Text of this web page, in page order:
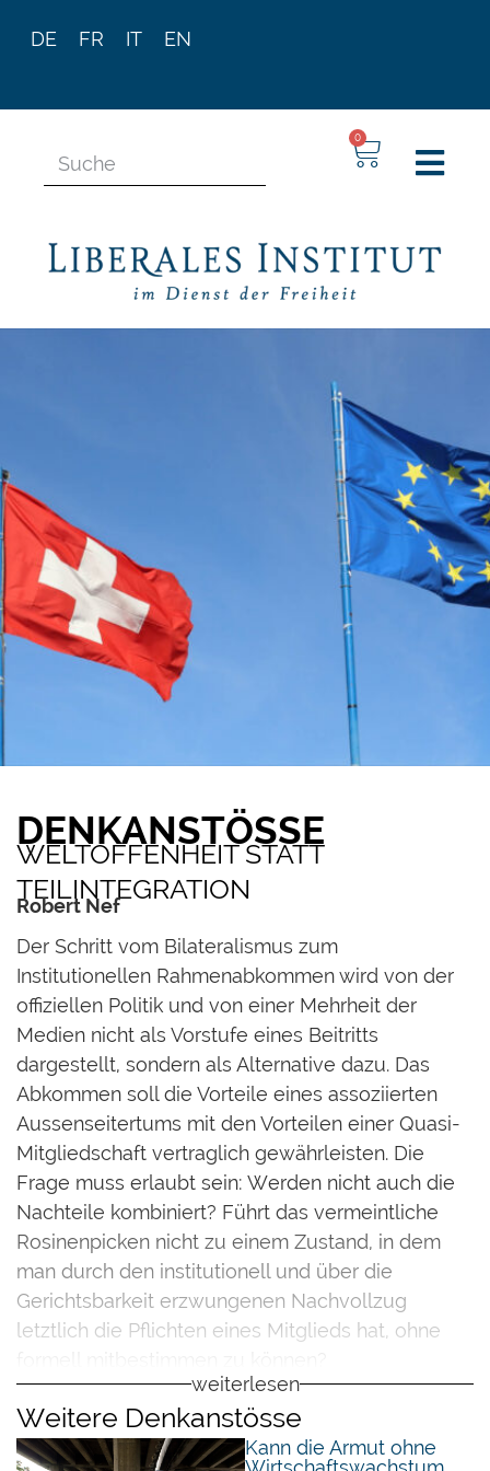
DE FR IT EN
0
DENKANSTÖSSE
WELTOFFENHEIT STATT
TEILINTEGRATION
Robert Nef
Der Schritt vom Bilateralismus zum
Institutionellen Rahmenabkommen wird von der
offiziellen Politik und von einer Mehrheit der
Medien nicht als Vorstufe eines Beitritts
dargestellt, sondern als Alternative dazu. Das
Abkommen soll die Vorteile eines assoziierten
Aussenseitertums mit den Vorteilen einer Quasi-
Mitgliedschaft vertraglich gewährleisten. Die
Frage muss erlaubt sein: Werden nicht auch die
Nachteile kombiniert? Führt das vermeintliche
Rosinenpicken nicht zu einem Zustand, in dem
man durch den institutionell und über die
Gerichtsbarkeit erzwungenen Nachvollzug
letztlich die Pflichten eines Mitglieds hat, ohne
Es wird zwar immer wieder bestritten, dass es
beim Rahmenabkommen um eine
weiterlesen
Weitere Denkanstösse
Kann die Armut ohne